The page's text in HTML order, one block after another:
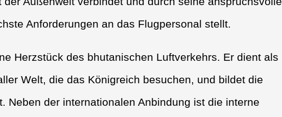
Anforderungen an das Flugpersonal stellt.
Herzstück des bhutanischen Luftverkehrs. Er dient als
Welt, die das Königreich besuchen, und bildet die
Neben der internationalen Anbindung ist die interne